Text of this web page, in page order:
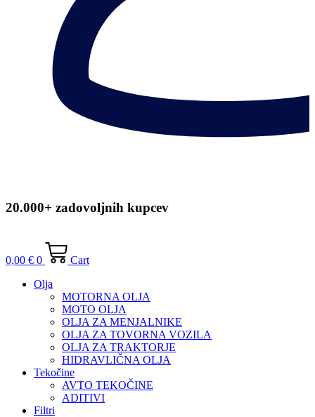
20.000+ zadovoljnih kupcev
0,00 € 0
Cart
Olja
MOTORNA OLJA
MOTO OLJA
OLJA ZA MENJALNIKE
OLJA ZA TOVORNA VOZILA
OLJA ZA TRAKTORJE
HIDRAVLIČNA OLJA
Tekočine
AVTO TEKOČINE
ADITIVI
Filtri